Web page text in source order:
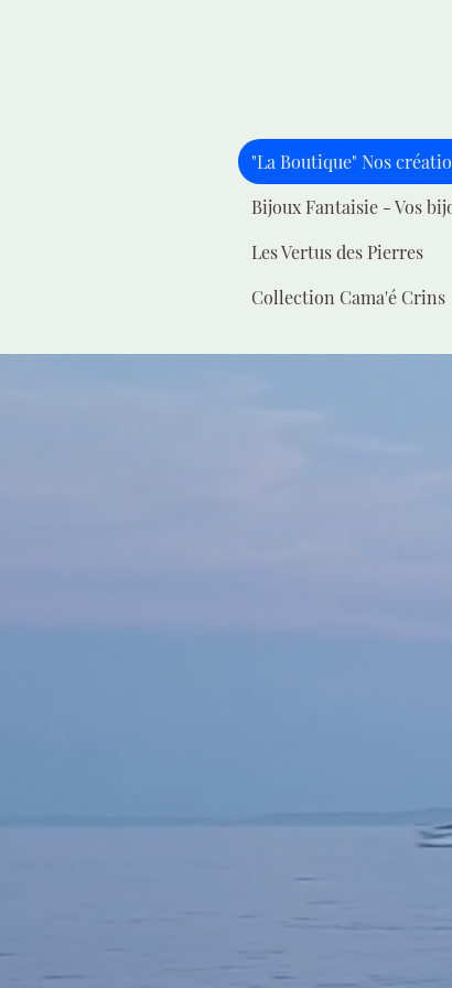
Les Vertus des Pierres
Collection Cama'é Crins